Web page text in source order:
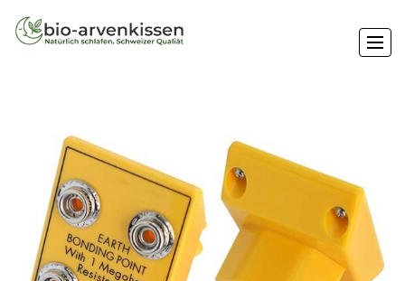
Arvenkissen
Kräuterkissen
Zubehör